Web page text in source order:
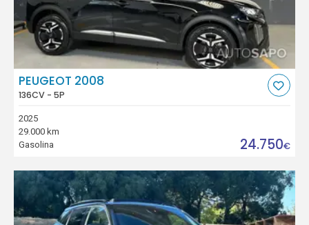
PEUGEOT 2008
136CV - 5P
2025
29.000 km
Gasolina
24.750€